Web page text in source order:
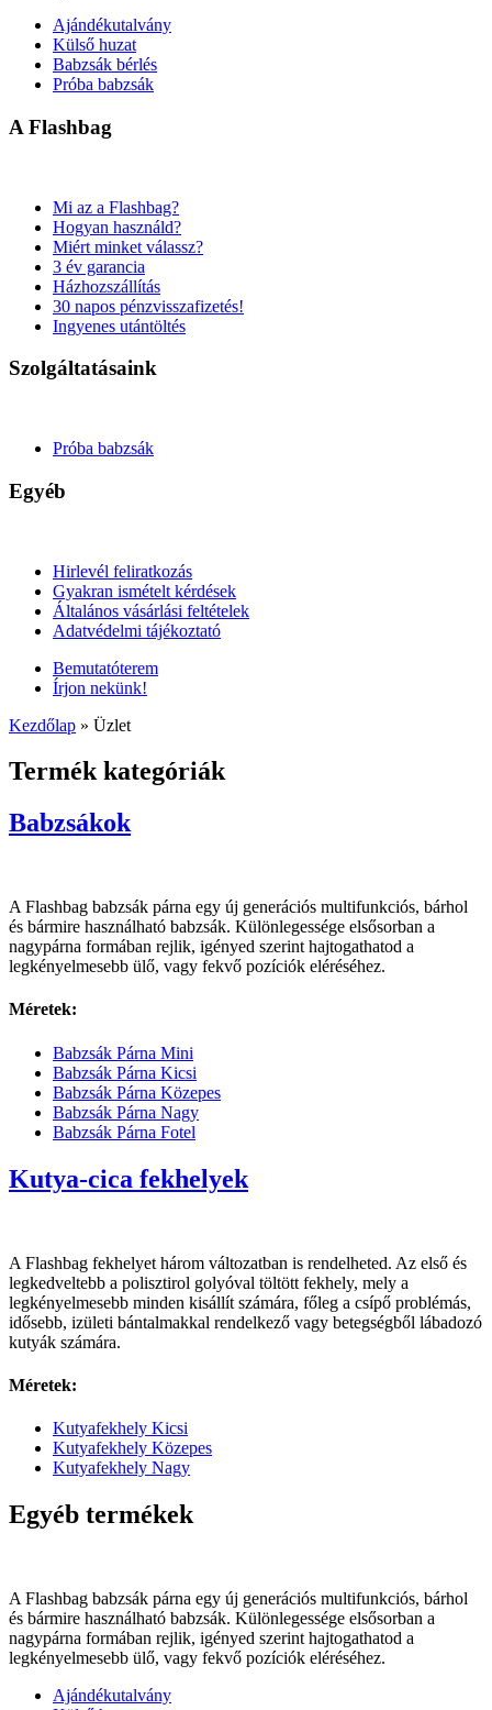
Ajándékutalvány
Külső huzat
Babzsák bérlés
Próba babzsák
A Flashbag
Mi az a Flashbag?
Hogyan használd?
Miért minket válassz?
3 év garancia
Házhozszállítás
30 napos pénzvisszafizetés!
Ingyenes utántöltés
Szolgáltatásaink
Próba babzsák
Egyéb
Hirlevél feliratkozás
Gyakran ismételt kérdések
Általános vásárlási feltételek
Adatvédelmi tájékoztató
Bemutatóterem
Írjon nekünk!
Kezdőlap » Üzlet
Termék kategóriák
Babzsákok​
A Flashbag babzsák párna egy új generációs multifunkciós, bárhol
és bármire használható babzsák. Különlegessége elsősorban a
nagypárna formában rejlik, igényed szerint hajtogathatod a
legkényelmesebb ülő, vagy fekvő pozíciók eléréséhez.
Méretek:
Babzsák Párna Mini
Babzsák Párna Kicsi
Babzsák Párna Közepes
Babzsák Párna Nagy
Babzsák Párna Fotel
Kutya-cica fekhelyek​
A Flashbag fekhelyet három változatban is rendelheted. Az első és
legkedveltebb a polisztirol golyóval töltött fekhely, mely a
legkényelmesebb minden kisállít számára, főleg a csípő problémás,
idősebb, izületi bántalmakkal rendelkező vagy betegségből lábadozó
kutyák számára.
Méretek:
Kutyafekhely Kicsi
Kutyafekhely Közepes
Kutyafekhely Nagy
Egyéb termékek​
A Flashbag babzsák párna egy új generációs multifunkciós, bárhol
és bármire használható babzsák. Különlegessége elsősorban a
nagypárna formában rejlik, igényed szerint hajtogathatod a
legkényelmesebb ülő, vagy fekvő pozíciók eléréséhez.
Ajándékutalvány